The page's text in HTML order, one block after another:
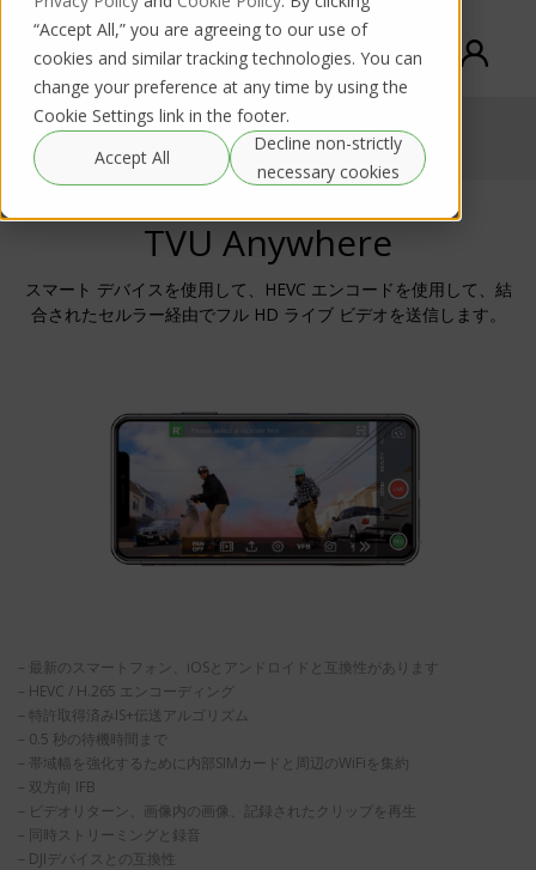
“Accept All,” you are agreeing to our use of
cookies and similar tracking technologies. You can
change your preference at any time by using the
Cookie Settings link in the footer.
Accept All
Decline non-strictly
necessary cookies
TVU Anywhere
Documentation Product request
TVU Anywhere
スマート デバイスを使用して、HEVC エンコードを使用して、結
合されたセルラー経由でフル HD ライブ ビデオを送信します。
– 最新のスマートフォン、iOSとアンドロイドと互換性があります
– HEVC / H.265 エンコーディング
– 特許取得済みIS+伝送アルゴリズム
– 0.5 秒の待機時間まで
– 帯域幅を強化するために内部SIMカードと周辺のWiFiを集約
– 双方向 IFB
– ビデオリターン、画像内の画像、記録されたクリップを再生
– 同時ストリーミングと録音
– DJIデバイスとの互換性